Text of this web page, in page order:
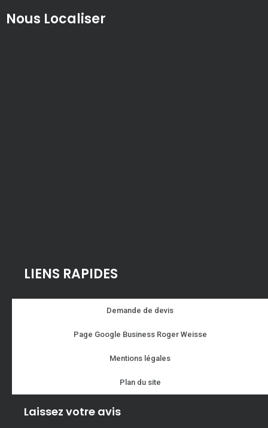
Nous Localiser
LIENS RAPIDES
Demande de devis
Page Google Business Roger Weisse
Mentions légales
Plan du site
Laissez votre avis